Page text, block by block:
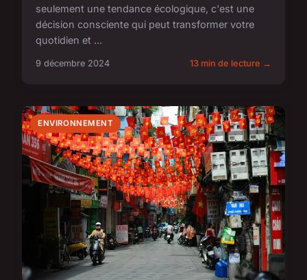
seulement une tendance écologique, c'est une
décision consciente qui peut transformer votre
quotidien et ...
9 décembre 2024 13 min de lecture →
ENVIRONNEMENT